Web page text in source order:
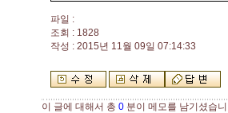
파일 :
조회 : 1828
작성 : 2015년 11월 09일 07:14:33
이 글에 대해서 총 0 분이 메모를 남기셨습